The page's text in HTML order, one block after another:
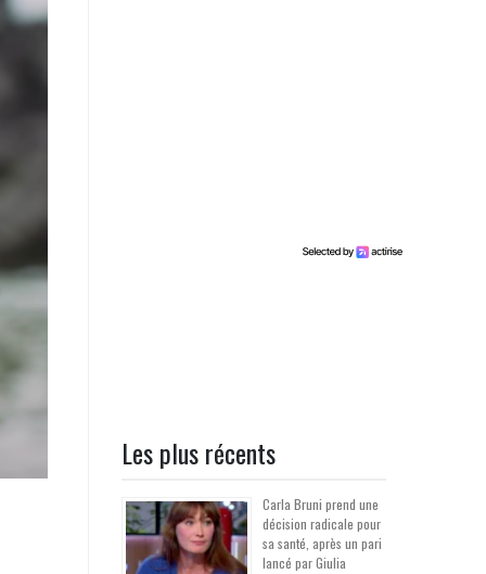
Les plus récents
Carla Bruni prend une
décision radicale pour
sa santé, après un pari
lancé par Giulia